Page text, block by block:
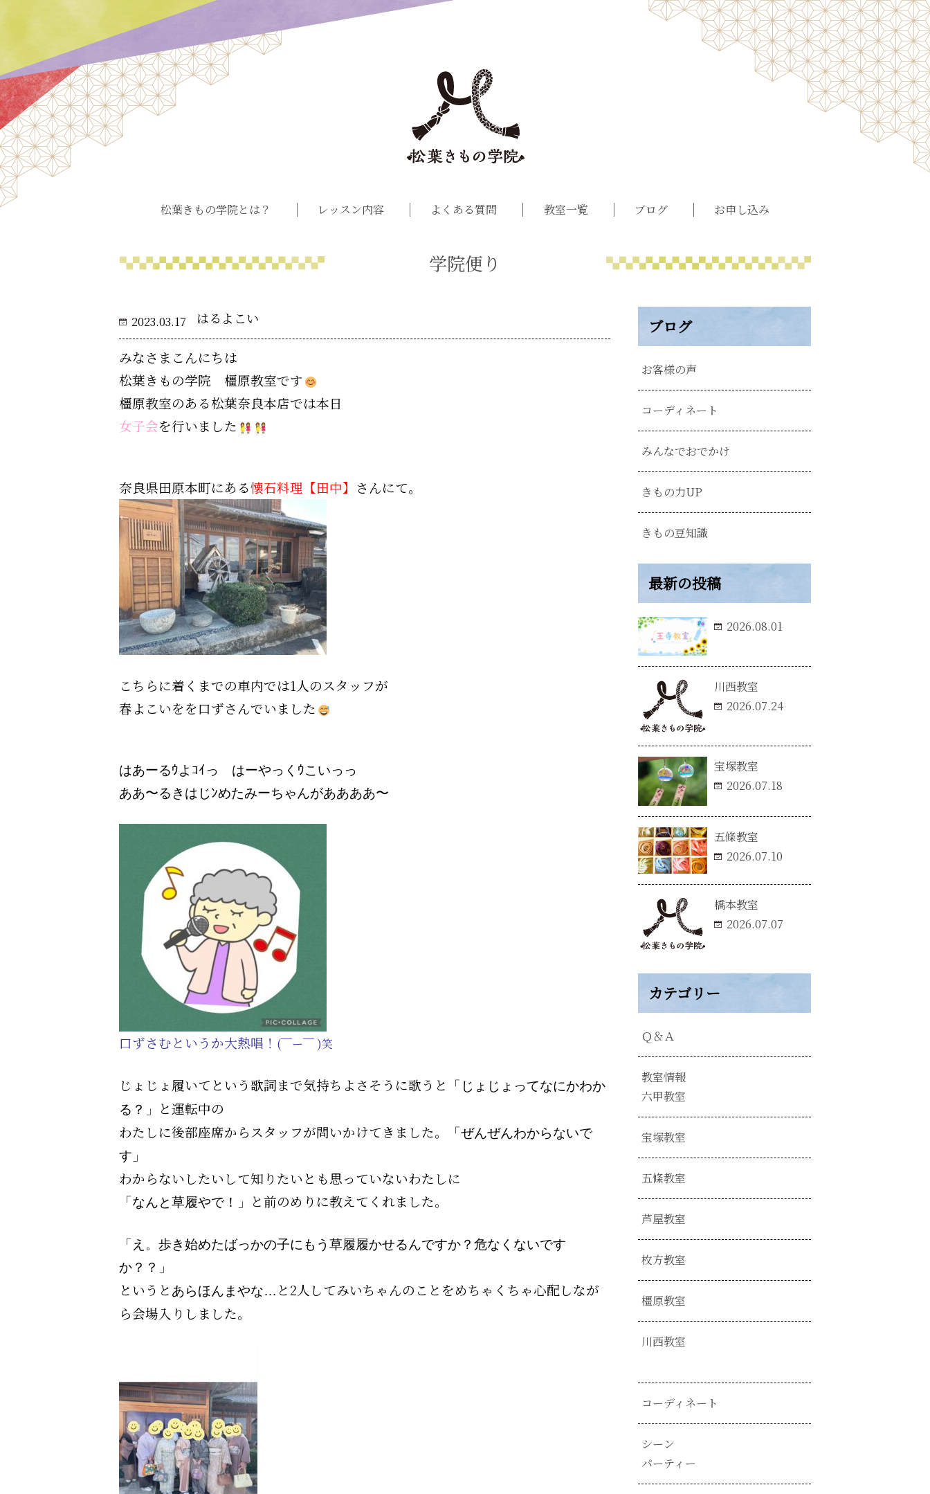
松葉きもの学院とは？ レッスン内容 よくある質問 教室一覧 ブログ お申し込み
学院便り
2023.03.17 はるよこい
みなさまこんにちは
松葉きもの学院 橿原教室です
橿原教室のある松葉奈良本店では本日
女子会を行いました
奈良県田原本町にある懐石料理【田中】 さんにて。
こちらに着くまでの車内では1 人のスタッフが
春よこいをを口ずさんでいました
はあーるｳよｺｲっ はーやっくｳこいっっ
ああ〜るきはじﾝめたみーちゃんがああああ〜
口ずさむというか大熱唱！ (￣ー￣ )笑
じょじょ履いてという歌詞まで気持ちよさそうに歌うと
「じょじょってなにかわか
る？」
と運転中の
わたしに後部座席からスタッフが問いかけてきました。
「ぜんぜんわからないで
す」
わからないしたいして知りたいとも思っていないわたしに
「なんと草履やで！」 と前のめりに教えてくれました。
「え。歩き始めたばっかの子にもう草履履かせるんですか？危なくないです
か？？」
というと あらほんまやな… と2人してみいちゃんのことをめちゃくちゃ心配しなが
ら会場入りしました。
ブログ
お客様の声
コーディネート
みんなでおでかけ
きもの力UP
きもの豆知識
最新の投稿
2026.08.01
川西教室
2026.07.24
宝塚教室
2026.07.18
五條教室
2026.07.10
橋本教室
2026.07.07
カテゴリー
Ｑ＆Ａ
教室情報
六甲教室
宝塚教室
五條教室
芦屋教室
枚方教室
橿原教室
川西教室
コーディネート
シーン
パーティー